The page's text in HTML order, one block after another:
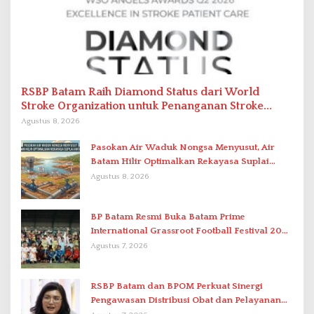
RSBP Batam Raih Diamond Status dari World
Stroke Organization untuk Penanganan Stroke
Berstandar Internasional
Agustus 8, 2026
Pasokan Air Waduk Nongsa Menyusut, Air
Batam Hilir Optimalkan Rekayasa Suplai
Antar-IPAM
Agustus 8, 2026
BP Batam Resmi Buka Batam Prime
International Grassroot Football Festival 2026
di Stadion Temenggung Abdul Jamal
Agustus 7, 2026
RSBP Batam dan BPOM Perkuat Sinergi
Pengawasan Distribusi Obat dan Pelayanan